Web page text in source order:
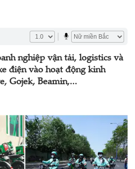
nghiệp vận tải, logistics và
điện vào hoạt động kinh
Gojek, Beamin,...